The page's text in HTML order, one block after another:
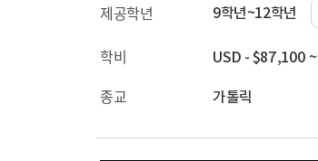
제공학년
9학년~12학년
학비
USD - $87,100 ~
종교
가톨릭